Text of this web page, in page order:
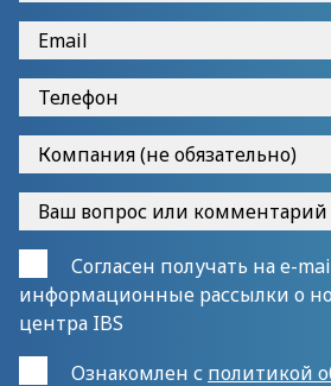
Согласен получать на e-
информационные рассылки о
центра IBS
Ознакомлен с политикой